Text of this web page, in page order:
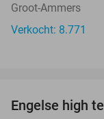
Groot-Ammers
Verkocht: 8.771
Engelse high